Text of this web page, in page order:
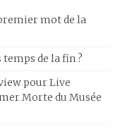
mot de la
de la fin ?
pour Live
Morte du Musée